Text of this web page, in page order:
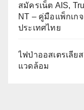
สมัครเน็ต AIS,
NT – คู่มือแพ็กเก
ประเทศไทย
ไฟป่าออสเตรเลีย
แวดล้อม